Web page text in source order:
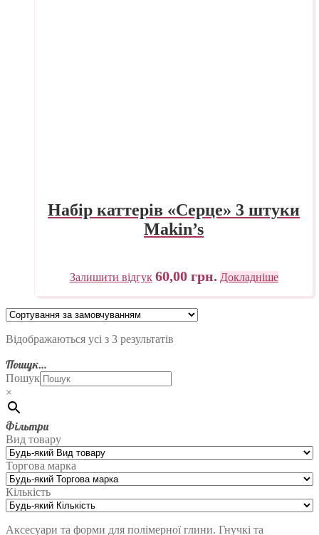
Набір каттерів «Серце» 3 штуки
Makin’s
Залишити відгук 60,00 грн. Докладніше
Відображаються усі з 3 результатів
Пошук…
Пошук
×
Фільтри
Вид товару
Торгова марка
Кількість
Аксесуари та форми для полімерної глини. Гнучкі та